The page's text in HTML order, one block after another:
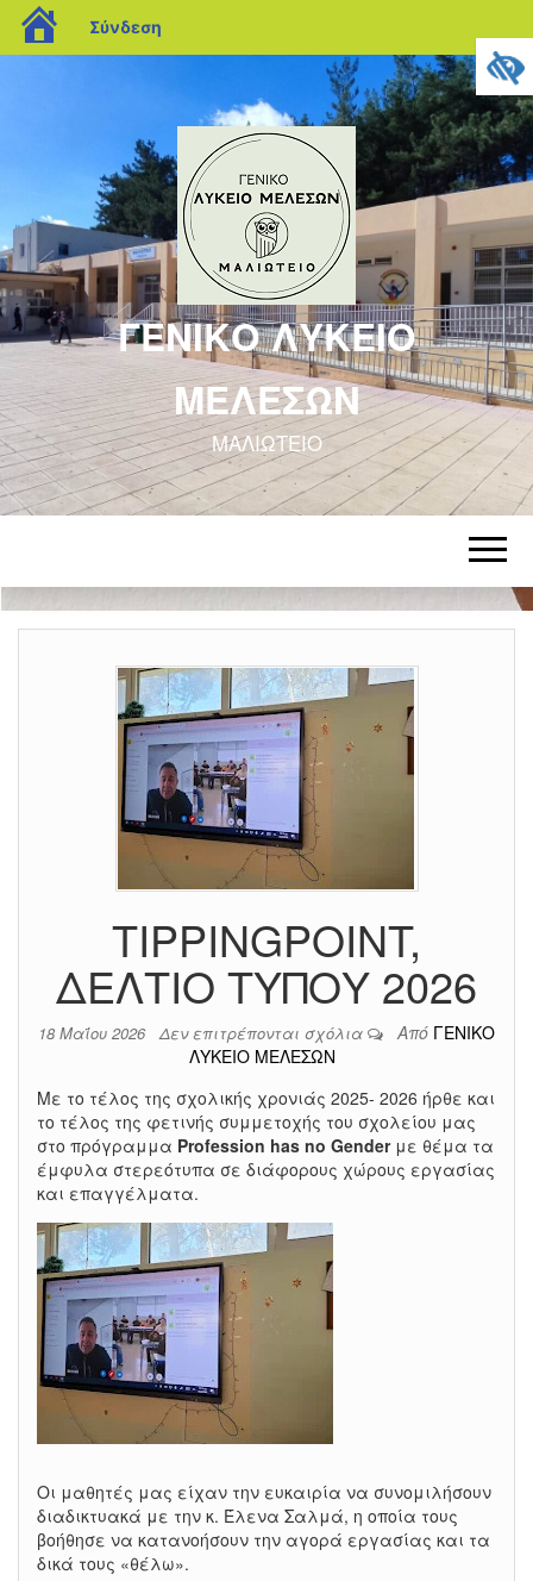
blogs.sch.gr
Σύνδεση
ΓΕΝΙΚΟ ΛΥΚΕΙΟ
ΜΕΛΕΣΩΝ
ΜΑΛΙΩΤΕΙΟ
TIPPINGPOINT,
ΔΕΛΤΙΟ ΤΥΠΟΥ 2026
18 Μαΐου 2026 Δεν επιτρέπονται σχόλια Από ΓΕΝΙΚΟ
ΛΥΚΕΙΟ ΜΕΛΕΣΩΝ
Με το τέλος της σχολικής χρονιάς 2025- 2026 ήρθε και
το τέλος της φετινής συμμετοχής του σχολείου μας
στο πρόγραμμα Profession has no Genderμε θέμα τα
έμφυλα στερεότυπα σε διάφορους χώρους εργασίας
και επαγγέλματα.
Οι μαθητές μας είχαν την ευκαιρία να συνομιλήσουν
διαδικτυακά με την κ. Έλενα Σαλμά, η οποία τους
βοήθησε να κατανοήσουν την αγορά εργασίας και τα
δικά τους «θέλω».